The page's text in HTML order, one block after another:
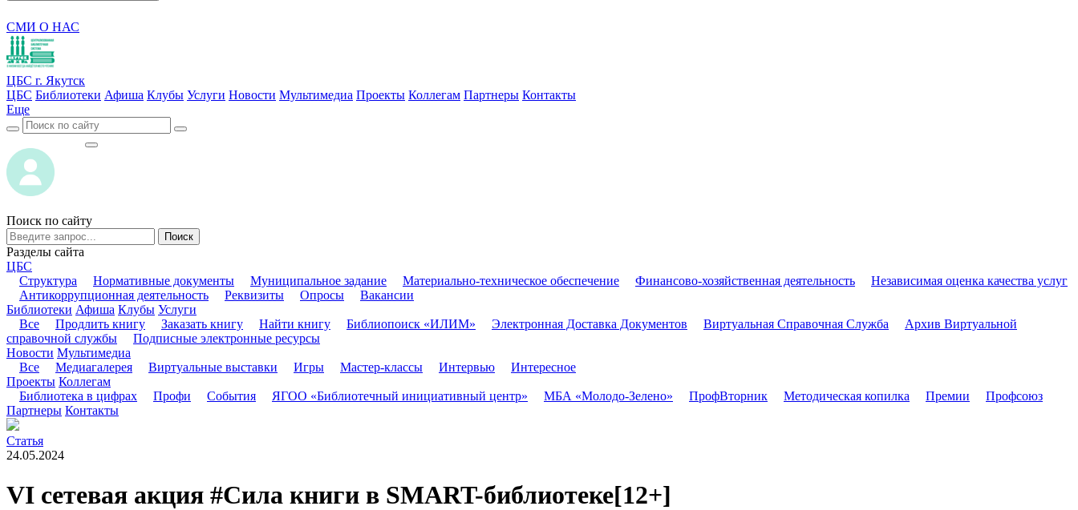
СМИ О НАС
ЦБС г. Якутск
ЦБС Библиотеки Афиша Клубы Услуги Новости Мультимедиа Проекты Коллегам Партнеры Контакты
Еще
Поиск по сайту
Поиск
Разделы сайта
ЦБС
Структура
Нормативные документы Муниципальное задание Материально-техническое обеспечение Финансово-хозяйственная деятельность
Независимая оценка качества услуг
Антикоррупционная деятельность
Реквизиты Опросы
Вакансии
Библиотеки Афиша Клубы Услуги
Все
Продлить книгу Заказать книгу Найти книгу Библиопоиск «ИЛИМ» Электронная Доставка Документов Виртуальная Справочная Служба
Архив Виртуальной
справочной службы
Подписные электронные ресурсы
Новости Мультимедиа
Все
Медиагалерея Виртуальные выставки Игры Мастер-классы Интервью
Интересное
Проекты Коллегам
Библиотека в цифрах
Профи События ЯГОО «Библиотечный инициативный центр» МБА «Молодо-Зелено» ПрофВторник Методическая копилка Премии
Профсоюз
Партнеры Контакты
Статья
24.05.2024
VI сетевая акция #Сила книги в SMART-библиотеке[12+]